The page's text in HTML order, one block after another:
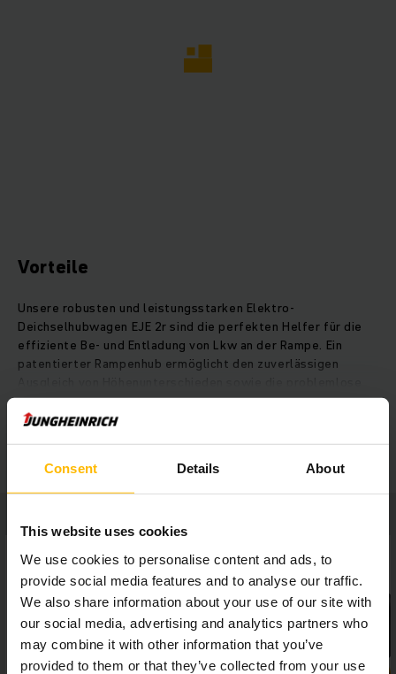
Consent Details About
This website uses cookies
We use cookies to personalise content and ads, to
provide social media features and to analyse our traffic.
We also share information about your use of our site with
our social media, advertising and analytics partners who
may combine it with other information that you’ve
provided to them or that they’ve collected from your use
Vorteile
Unsere robusten und leistungsstarken Elektro-
Deichselhubwagen EJE 2r sind die perfekten Helfer für die
effiziente Be- und Entladung von Lkw an der Rampe. Ein
patentierter Rampenhub ermöglicht den zuverlässigen
Be- und Entladung der ersten Palettenreihe im Lkw.
Beeindruckende Performance liefert ein leistungsstarker
Bediener angepasster Deichselkopf sicheres und intuitives
Arbeiten ermöglichen. Höchste Ausfallsicherheit wird durch
berührungslose Sensorik im Deichselkopf erreicht. In Sachen
ausdauerstarken Batterien für intensive Einsätze, geringem
Wartungsaufwand und niedrigem Verschleiß.